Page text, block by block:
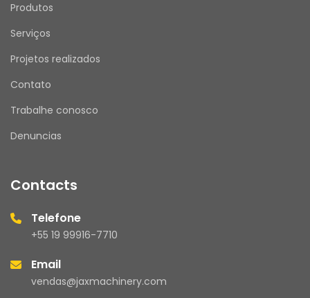
Produtos
Serviços
Projetos realizados
Contato
Trabalhe conosco
Denuncias
Contacts
Telefone
+55 19 99916-7710
Email
vendas@jaxmachinery.com